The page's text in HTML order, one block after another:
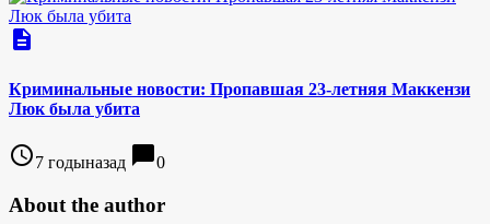
description
Криминальные новости: Пропавшая 23-летняя Маккензи
Люк была убита
access_time7 годыназад chat_bubble0
About the author